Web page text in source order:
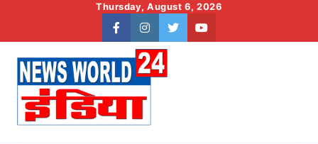
content
Thursday, August 6, 2026
facebookinstagram
twitteryoutube